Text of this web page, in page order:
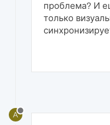
проблема? И
только
A